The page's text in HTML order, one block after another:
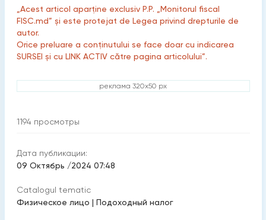
„Acest articol aparține exclusiv P.P. „Monitorul fiscal
FISC.md” și este protejat de Legea privind drepturile de
autor.
Orice preluare a conținutului se face doar cu indicarea
SURSEI și cu LINK ACTIV către pagina articolului”.
реклама 320x50 px
1194 просмотры
Дата публикации:
09 Октябрь /2024 07:48
Catalogul tematic
Физическое лицо | Подоходный налог